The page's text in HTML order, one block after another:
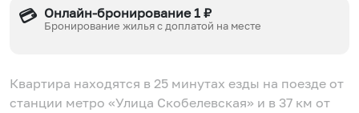
💳 Онлайн-бронирование 1 ₽
Бронирование жилья с доплатой на месте
Квартира находятся в 25 минутах езды на поезде от
станции метро «Улица Скобелевская» и в 37 км от